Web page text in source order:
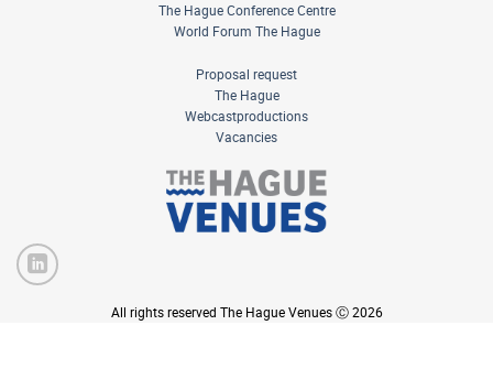
The Hague Conference Centre
World Forum The Hague
Proposal request
The Hague
Webcastproductions
Vacancies
All rights reserved The Hague Venues Ⓒ 2026